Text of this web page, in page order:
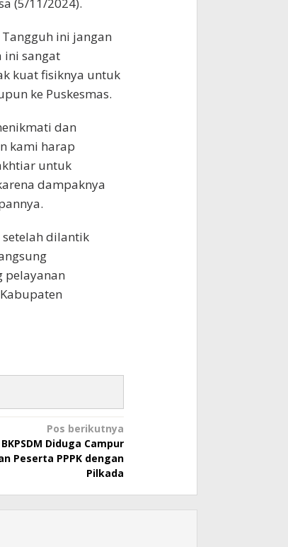
ini jangan
ini sangat
kuat fisiknya untuk
ke Puskesmas.
dan
kami harap
untuk
dampaknya
dilantik
pelayanan
Pos berikutnya
Diduga Campur
Peserta PPPK dengan
Pilkada